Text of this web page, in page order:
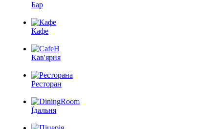
Бар
Кафе
Кав'ярня
Ресторан
Їдальня